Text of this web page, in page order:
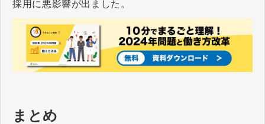
採用に悪影響が出ました。
まとめ